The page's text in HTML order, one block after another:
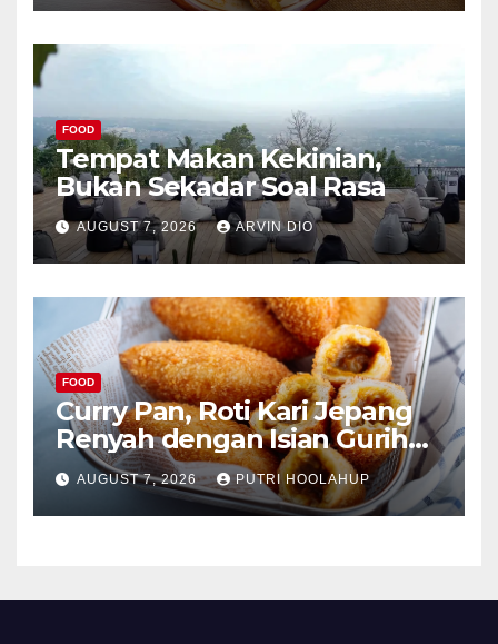
FOOD
Tempat Makan Kekinian,
Bukan Sekadar Soal Rasa
AUGUST 7, 2026 ARVIN DIO
FOOD
Curry Pan, Roti Kari Jepang
Renyah dengan Isian Gurih
Menggoda
AUGUST 7, 2026 PUTRI HOOLAHUP